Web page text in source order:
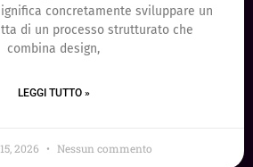
concretamente sviluppare un
di un processo strutturato che
combina design,
LEGGI TUTTO »
2026 Nessun commento